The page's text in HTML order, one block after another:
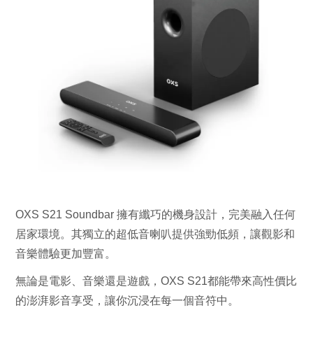
OXS S21 Soundbar 擁有纖巧的機身設計，完美融入任何
居家環境。其獨立的超低音喇叭提供強勁低頻，讓觀影和
音樂體驗更加豐富。
無論是電影、音樂還是遊戲，OXS S21都能帶來高性價比
的澎湃影音享受，讓你沉浸在每一個音符中。